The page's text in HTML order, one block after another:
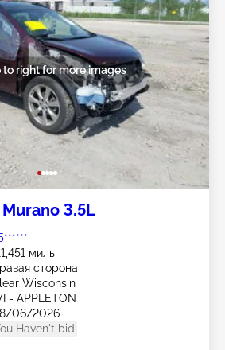
to right for more images
3.5L
миль
сторона
Wisconsin
- APPLETON
06/2026
Haven't bid